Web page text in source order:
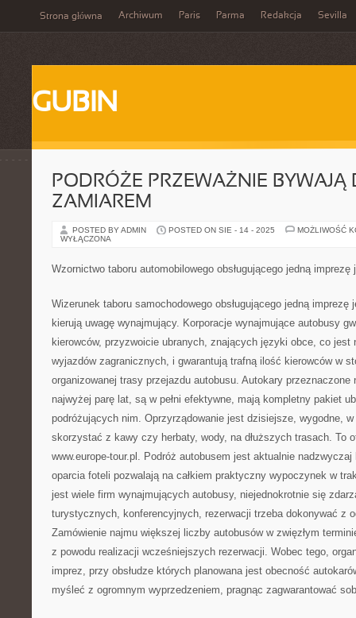
Strona główna Archiwum Paris Parma Redakcja Sevilla
GUBIN
PODRÓŻE PRZEWAŻNIE
ZAMIAREM
POSTED BY ADMIN POSTED ON SIE - 14 - 2025
MOŻLIWOŚĆ
WYŁĄCZONA
Wzornictwo taboru automobilowego obsługującego jedną
Wizerunek taboru samochodowego obsługującego jedną imprezę
kierują uwagę wynajmujący. Korporacje wynajmujące autobusy
kierowców, przyzwoicie ubranych, znających języki obce, co jest
wyjazdów zagranicznych, i gwarantują trafną ilość kierowców w
organizowanej trasy przejazdu autobusu. Autokary przeznaczone
najwyżej parę lat, są w pełni efektywne, mają kompletny pakiet
podróżujących nim. Oprzyrządowanie jest dzisiejsze, wygodne,
skorzystać z kawy czy herbaty, wody, na dłuższych trasach. To
www.europe-tour.pl. Podróż autobusem jest aktualnie
oparcia foteli pozwalają na całkiem praktyczny wypoczynek w
jest wiele firm wynajmujących autobusy, niejednokrotnie się
turystycznych, konferencyjnych, rezerwacji trzeba dokonywać z
Zamówienie najmu większej liczby autobusów w zwięzłym
z powodu realizacji wcześniejszych rezerwacji. Wobec tego,
imprez, przy obsłudze których planowana jest obecność
myśleć z ogromnym wyprzedzeniem, pragnąc zagwarantować